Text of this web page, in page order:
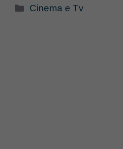
Categorie
Cinema e Tv